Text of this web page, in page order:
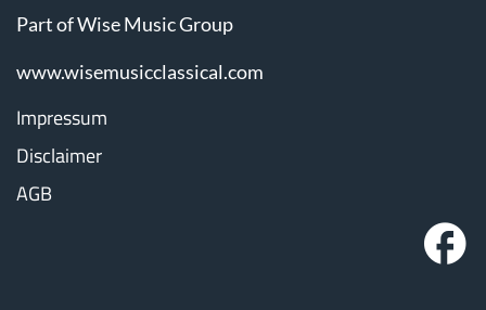
Part of Wise Music Group
www.wisemusicclassical.com
Impressum
Disclaimer
AGB